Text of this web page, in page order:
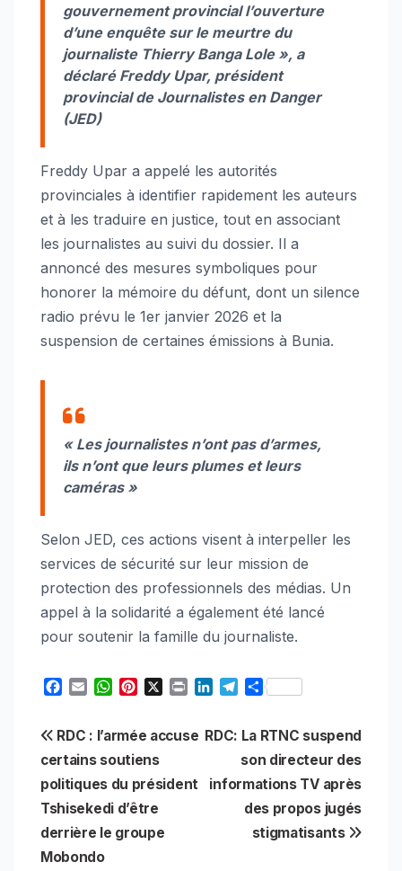
gouvernement provincial l’ouverture
d’une enquête sur le meurtre du
journaliste Thierry Banga Lole », a
déclaré Freddy Upar, président
provincial de Journalistes en Danger
(JED)
Freddy Upar a appelé les autorités
provinciales à identifier rapidement les auteurs
et à les traduire en justice, tout en associant
les journalistes au suivi du dossier. Il a
annoncé des mesures symboliques pour
honorer la mémoire du défunt, dont un silence
radio prévu le 1er janvier 2026 et la
suspension de certaines émissions à Bunia.
« Les journalistes n’ont pas d’armes,
ils n’ont que leurs plumes et leurs
caméras »
Selon JED, ces actions visent à interpeller les
services de sécurité sur leur mission de
protection des professionnels des médias. Un
appel à la solidarité a également été lancé
pour soutenir la famille du journaliste.
e
b
o
o
k
l
W
t
s
A
p
p
t
e
r
e
s
t
n
k
d
I
e
g
r
a
m
S
r
e
Navigation
de
l’article
RDC: La RTNC suspend
son directeur des
informations TV après
des propos jugés
stigmatisants
RDC : l’armée accuse
certains soutiens
politiques du président
Tshisekedi d’être
derrière le groupe
Mobondo